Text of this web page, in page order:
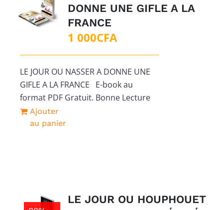
DONNE UNE GIFLE A LA
FRANCE
1 000CFA
LE JOUR OU NASSER A DONNE UNE
GIFLE A LA FRANCE E-book au
format PDF Gratuit. Bonne Lecture
Ajouter
au panier
LE JOUR OU HOUPHOUET